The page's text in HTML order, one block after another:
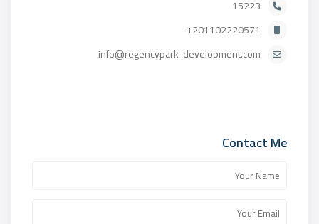
15223
201102220571+
info@regencypark-development.com
Contact Me